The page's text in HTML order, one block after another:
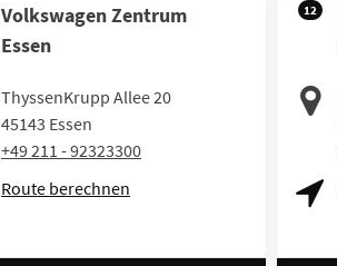
Volkswagen Zentrum
Essen
ThyssenKrupp Allee 20
45143 Essen
+49 211 - 92323300
Route berechnen
12